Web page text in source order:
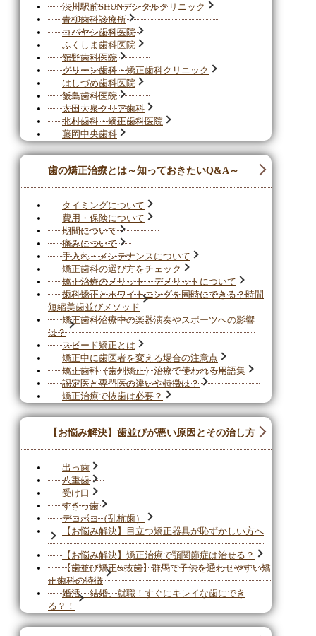
渋川駅前SHUNデンタルクリニック
青柳歯科診療所
コバヤシ歯科医院
ふくしま歯科医院
館野歯科医院
グリーン歯科・矯正歯科クリニック
はしづめ歯科医院
飯島歯科医院
太田大泉クリア歯科
北村歯科・矯正歯科医院
藤岡中央歯科
歯の矯正治療とは～知っておきたいQ&A～
タイミングについて
費用・保険について
期間について
痛みについて
手入れ・メンテナンスについて
矯正歯科の選び方をチェック
矯正治療のメリット・デメリットについて
歯科矯正とホワイトニングを同時にできる？時間
短縮美歯並びメソッド
矯正歯科治療中の楽器演奏やスポーツへの影響
は？
スピード矯正とは
矯正中に歯医者を変える場合の注意点
矯正歯科（歯列矯正）治療で使われる用語集
認定医と専門医の違いや特徴は？
矯正治療で抜歯は必要？
【お悩み解決】歯並びが悪い原因とその治し方
出っ歯
八重歯
受け口
すきっ歯
デコボコ（乱杭歯）
【お悩み解決】目立つ矯正器具が恥ずかしい方へ
【お悩み解決】矯正治療で顎関節症は治せる？
【歯並び矯正&抜歯】群馬で子供を通わせやすい矯
正歯科の特徴
婚活、結婚、就職！すぐにキレイな歯にでき
る？！